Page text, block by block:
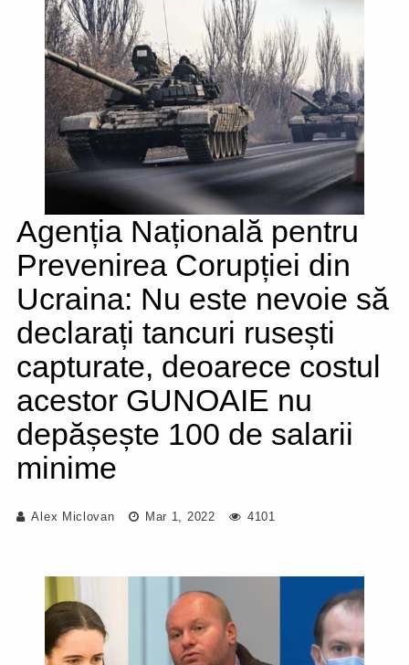
Agenția Națională pentru
Prevenirea Corupției din
Ucraina: Nu este nevoie să
declarați tancuri rusești
capturate, deoarece costul
acestor GUNOAIE nu
depășește 100 de salarii
minime
Alex Miclovan Mar 1, 2022 4101